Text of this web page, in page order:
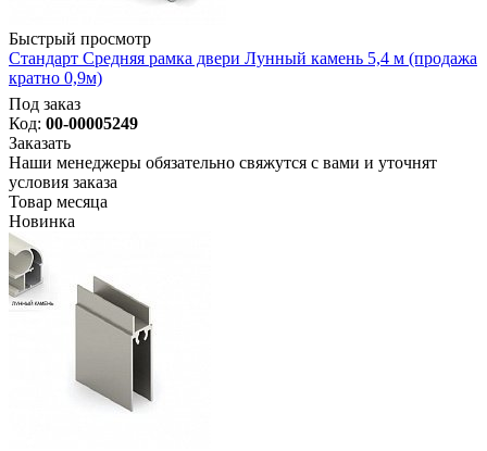
Быстрый просмотр
Стандарт Средняя рамка двери Лунный камень 5,4 м (продажа
кратно 0,9м)
Под заказ
Код: 00-00005249
Заказать
Наши менеджеры обязательно свяжутся с вами и уточнят
условия заказа
Товар месяца
Новинка